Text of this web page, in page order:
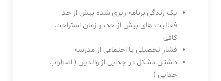
یک زندگی برنامه ریزی شده بیش از حد –
فعالیت های بیش از حد، و زمان استراحت
کافی
فشار تحصیلی یا اجتماعی از مدرسه
داشتن مشکل در جدایی از والدین ( اضطراب
جدایی )